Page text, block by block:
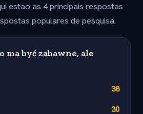
estao as 4 principais respostas
populares de pesquisa.
ma być zabawne, ale
38
30